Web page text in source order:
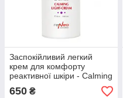
Заспокійливий легкий
крем для комфорту
реактивної шкіри - Calming
light cream, 50 мл
650 ₴